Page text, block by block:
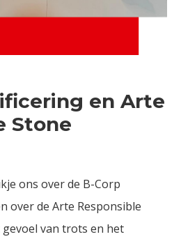
en Arte
Stone
ons over de B-Corp
over de Arte Responsible
van trots en het